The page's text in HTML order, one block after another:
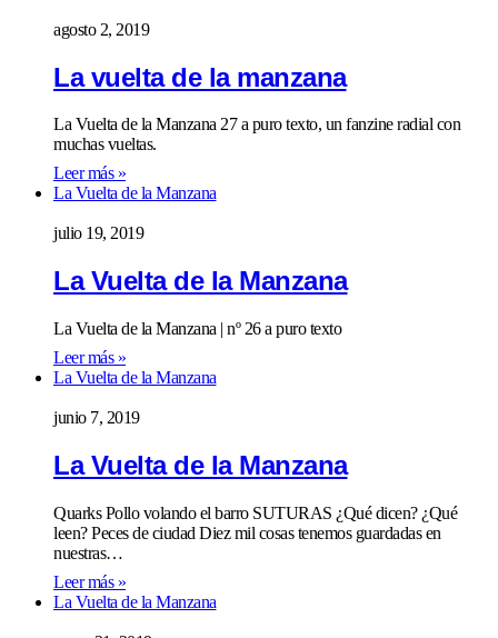
agosto 2, 2019
La vuelta de la manzana
La Vuelta de la Manzana 27 a puro texto, un fanzine radial con
muchas vueltas.
Leer más »
La Vuelta de la Manzana
julio 19, 2019
La Vuelta de la Manzana
La Vuelta de la Manzana | nº 26 a puro texto
Leer más »
La Vuelta de la Manzana
junio 7, 2019
La Vuelta de la Manzana
Quarks Pollo volando el barro SUTURAS ¿Qué dicen? ¿Qué
leen? Peces de ciudad Diez mil cosas tenemos guardadas en
nuestras…
Leer más »
La Vuelta de la Manzana